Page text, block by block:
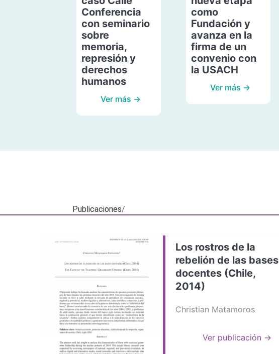
Conferencia
con seminario
sobre
memoria,
represión y
derechos
humanos
Ver más →
como
Fundación y
avanza en la
firma de un
convenio con
la USACH
Ver más →
Publicaciones/
Los rostros de la
rebelión de las bases
docentes (Chile,
2014)
Christian Matamoros
Ver publicación →